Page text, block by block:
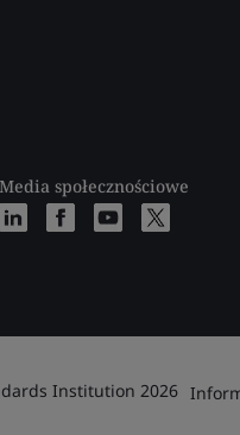
Media społecznościowe
Institution 2026